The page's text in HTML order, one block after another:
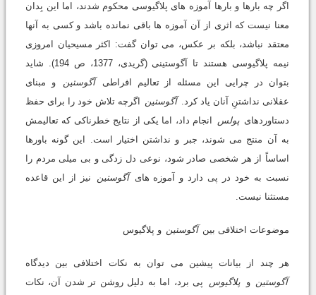
اگر چه بارها و بارها آموزه های پلاگیوسی محکوم شدند، اما این بِدان
معنا نیست که اثری از آن آموزه ها باقی نمانده باشد و کسی به آنها
معتقد نباشد، بلکه بر عکس، می توان گفت: اکثر مسیحیان امروزی
نیمه پلاگیوسی هستند تا آگوستینی (گریدی، 1377، ص 194). شاید
بتوان در چرایی این مسئله از تعالیم افراطی
آگوستین
و مبنای
عقلانی نداشتنِ آنان یاد کرد. آگوستین
اگرچه تلاش خود را برای حفظ
دستاوردهای پولس
انجام داد، اما یکی از نتایج خطرناکی که تعالیمش
به آن منتج می شوند، جبر و نداشتن اختیار است. این گونه باورها
اساساً از هر شخصی صادر شود، نوعی دل زدگی و بی میلی مردم را
نسبت به خود در پی دارد و آموزه های آگوستین
نیز از این قاعده
مستثنا نیست.
موضوعات اختلافی بین آگوستین و پلاگیوس
هر چند از بیانات پیشین می توان به نکات اختلافی بین دیدگاه
آگوستین و پلاگیوس
پی برد، اما به دلیل روشن تر شدن آن، نکات